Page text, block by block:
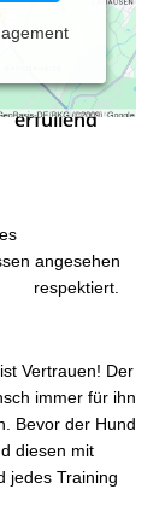
ist ein
von
erfüllend
angesehen
respektiert.
Vertrauen! Der
immer für ihn
der Hund
diesen mit
jedes Training